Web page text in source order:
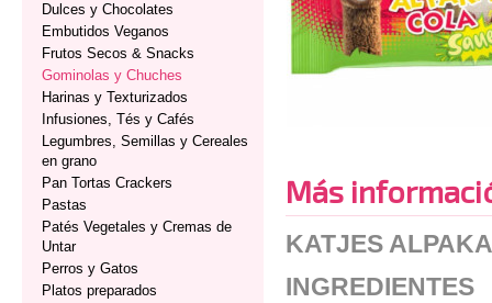
Dulces y Chocolates
Embutidos Veganos
Frutos Secos & Snacks
Gominolas y Chuches
Harinas y Texturizados
Infusiones, Tés y Cafés
Legumbres, Semillas y Cereales
en grano
Pan Tortas Crackers
Pastas
Patés Vegetales y Cremas de
Untar
Perros y Gatos
Platos preparados
Más
KATJES
INGREDIENTES